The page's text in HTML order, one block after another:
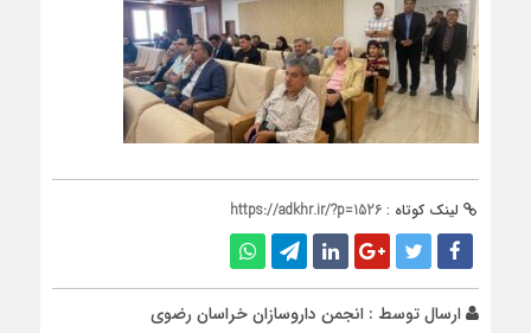
لینک کوتاه : https://adkhr.ir/?p=1526
ارسال توسط : انجمن داروسازان خراسان رضوی